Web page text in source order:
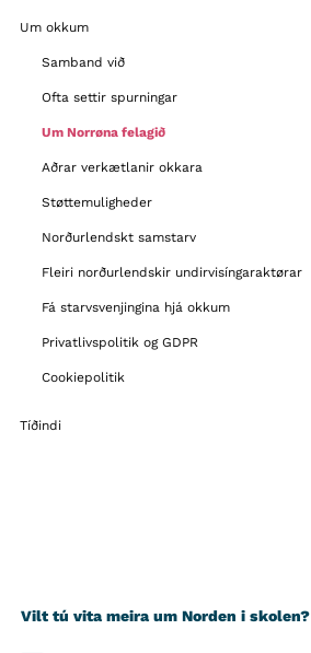
Um okkum
Samband við
Ofta settir spurningar
Um Norrøna felagið
Aðrar verkætlanir okkara
Støttemuligheder
Norðurlendskt samstarv
Fleiri norðurlendskir undirvisíngaraktørar
Fá starvsvenjingina hjá okkum
Privatlivspolitik og GDPR
Cookiepolitik
Tíðindi
Vilt tú vita meira um Norden i skolen?